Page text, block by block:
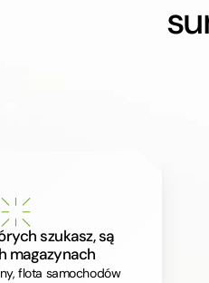
szukasz, są
magazynach
flota samochodów